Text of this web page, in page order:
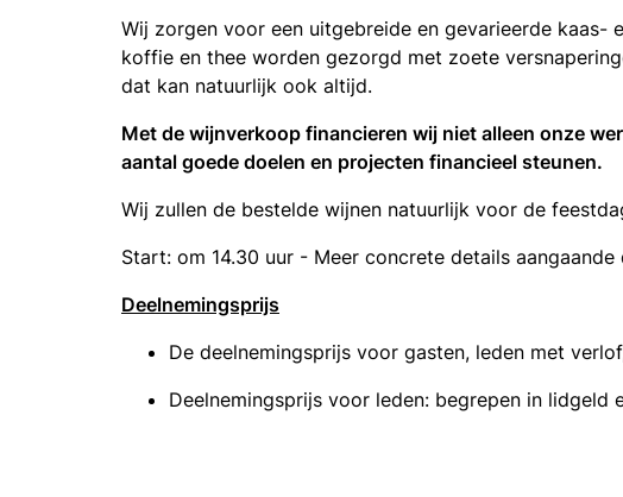
Wij zorgen voor een uitgebreide en gevarieerde
koffie en thee worden gezorgd met zoete
dat kan natuurlijk ook altijd.
Met de wijnverkoop financieren wij niet alleen onze
aantal goede doelen en projecten financieel steunen.
Wij zullen de bestelde wijnen natuurlijk voor de
Start: om 14.30 uur - Meer concrete details
Deelnemingsprijs
De deelnemingsprijs voor gasten, leden met
Deelnemingsprijs voor leden: begrepen in